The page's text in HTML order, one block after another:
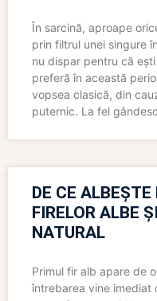
În sarcină, aproape
prin filtrul unei singure
nu dispar pentru că
preferă în această
vopsea clasică, din
puternic. La fel
DE CE
FIRELOR ALBE
NATURAL
Primul fir alb apare de
întrebarea vine imediat